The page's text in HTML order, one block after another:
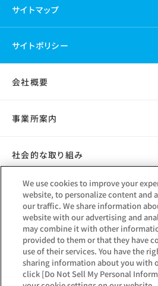
サイトマップ
サイトポリシー
会社概要
事業所案内
社会的な取り組み
採用情報
グループ会社
We use cookies to improve your
website, to personalize content and
our traffic. We share information
website with our advertising and
may combine it with other
provided to them or that they have
use of their services. You have the
sharing information about you with
click [Do Not Sell My Personal